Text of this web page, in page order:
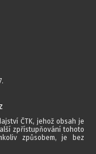
ČTK, jehož obsah je
zpřístupňování tohoto
způsobem, je bez